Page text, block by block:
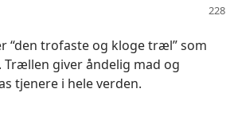
“den trofaste og kloge træl” som
Trællen giver åndelig mad og
tjenere i hele verden.